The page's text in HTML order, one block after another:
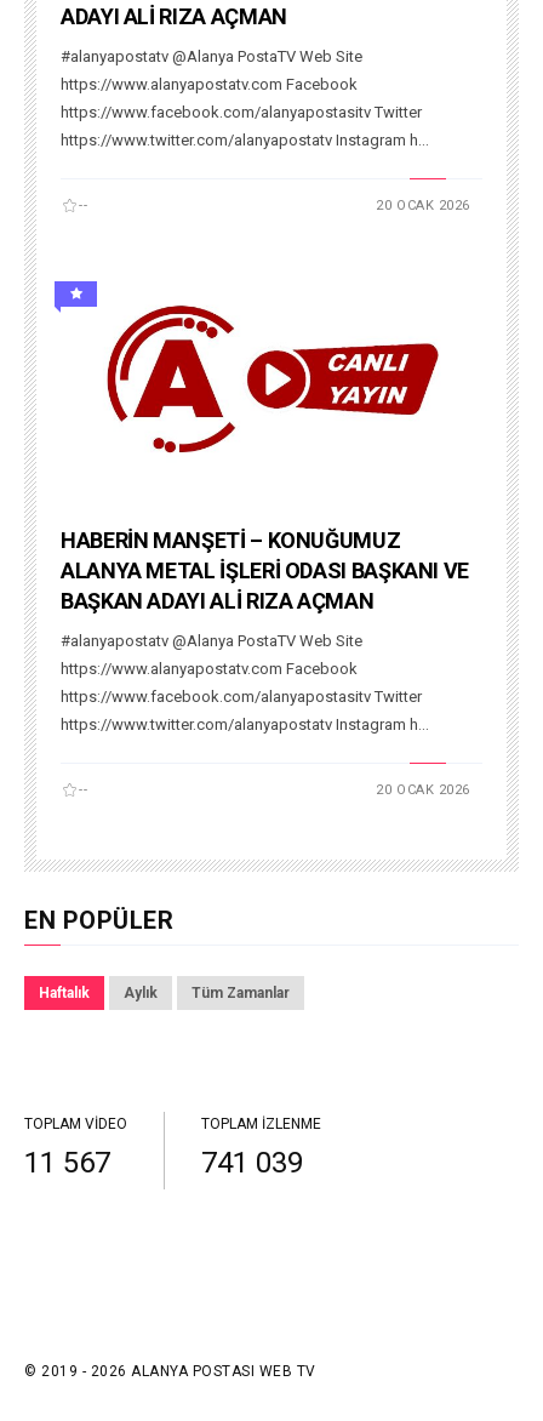
ADAYI ALİ RIZA AÇMAN
#alanyapostatv @Alanya PostaTV Web Site
https://www.alanyapostatv.com Facebook
https://www.facebook.com/alanyapostasitv Twitter
https://www.twitter.com/alanyapostatv Instagram h...
-- 20 OCAK 2026
HABERİN MANŞETİ – KONUĞUMUZ
ALANYA METAL İŞLERİ ODASI BAŞKANI VE
BAŞKAN ADAYI ALİ RIZA AÇMAN
#alanyapostatv @Alanya PostaTV Web Site
https://www.alanyapostatv.com Facebook
https://www.facebook.com/alanyapostasitv Twitter
https://www.twitter.com/alanyapostatv Instagram h...
-- 20 OCAK 2026
EN POPÜLER
Haftalık Aylık Tüm Zamanlar
TOPLAM VIDEO
11 567
TOPLAM İZLENME
741 039
© 2019 - 2026 ALANYA POSTASI WEB TV